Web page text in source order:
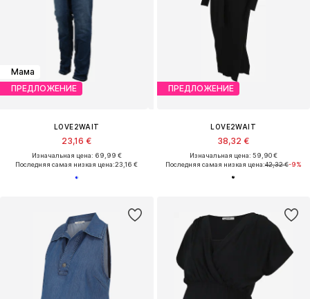
Мама
ПРЕДЛОЖЕНИЕ
LOVE2WAIT
23,16 €
Изначальная цена: 69,99 €
Последняя самая низкая цена:23,16 €
ПРЕДЛОЖЕНИЕ
LOVE2WAIT
38,32 €
Изначальная цена: 59,90 €
Последняя самая низкая цена:42,32 €-9%